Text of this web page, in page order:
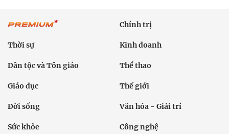
Chính trị
Thời sự Kinh doanh
Dân tộc và Tôn giáo Thể thao
Giáo dục Thế giới
Đời sống Văn hóa - Giải trí
Sức khỏe Công nghệ